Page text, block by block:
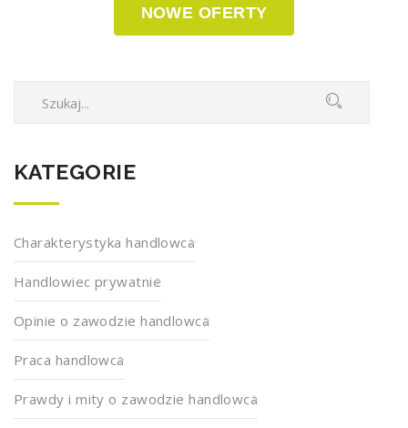
NOWE OFERTY
KATEGORIE
Charakterystyka handlowca
Handlowiec prywatnie
Opinie o zawodzie handlowca
Praca handlowca
Prawdy i mity o zawodzie handlowca